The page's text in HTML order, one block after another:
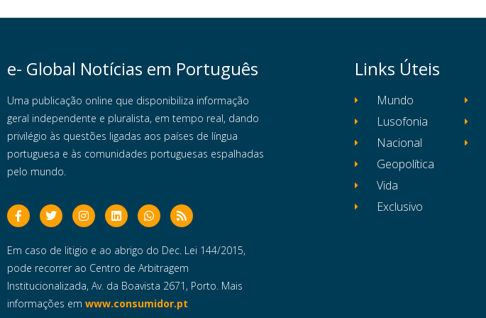
e- Global Notícias em Português
Uma publicação online que disponibiliza informação
geral independente e pluralista, em tempo real, dando
privilégio às questões ligadas aos países de língua
portuguesa e às comunidades portuguesas espalhadas
pelo mundo.
Em caso de litigio e ao abrigo do Dec. Lei 144/2015,
pode recorrer ao Centro de Arbitragem
Institucionalizada, Av. da Boavista 2671, Porto. Mais
informações em www.consumidor.pt
Links Úteis
Mundo
Lusofonia
Nacional
Geopolítica
Vida
Exclusivo